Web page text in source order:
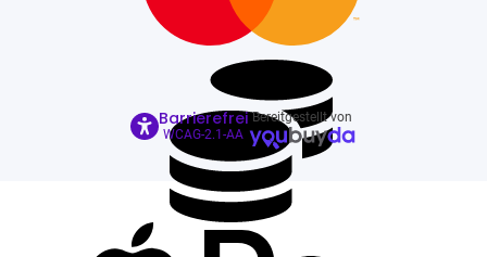
Barrierefrei
WCAG-2.1-AA
Bereitgestellt von